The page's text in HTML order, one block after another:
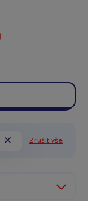
Zrušit vše